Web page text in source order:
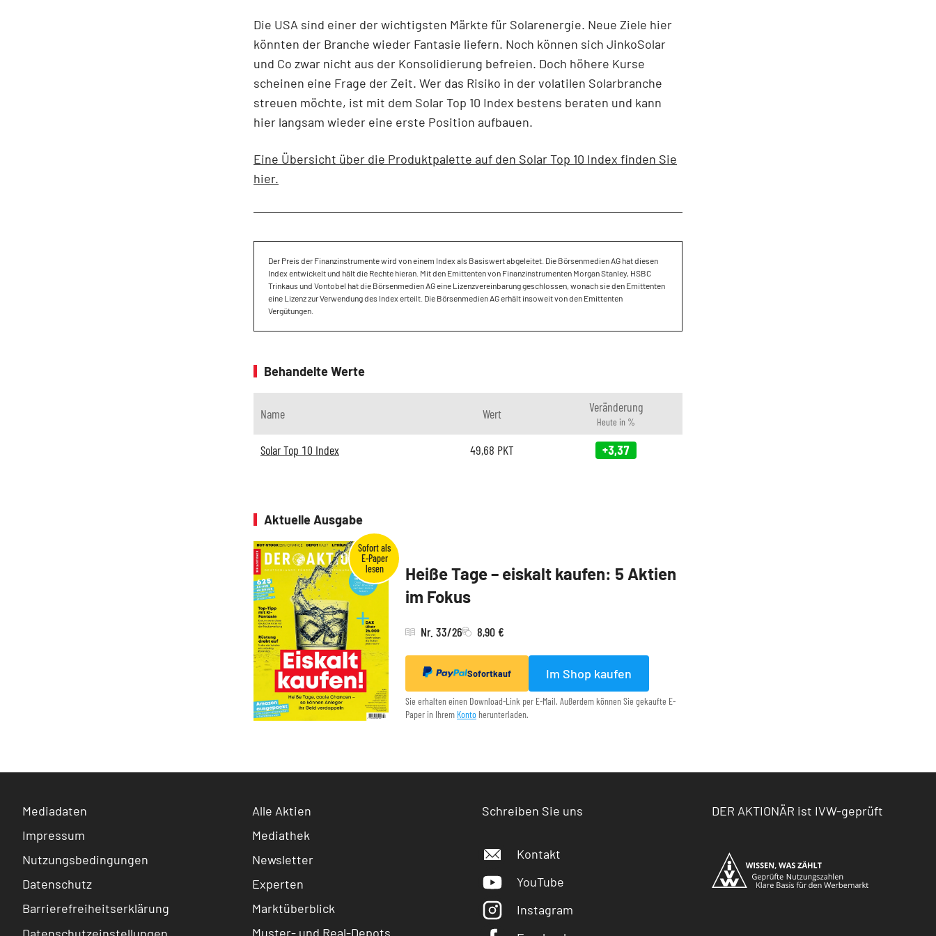
Die USA sind einer der wichtigsten Märkte für Solarenergie. Neue Ziele hier
könnten der Branche wieder Fantasie liefern. Noch können sich JinkoSolar
und Co zwar nicht aus der Konsolidierung befreien. Doch höhere Kurse
scheinen eine Frage der Zeit. Wer das Risiko in der volatilen Solarbranche
streuen möchte, ist mit dem Solar Top 10 Index bestens beraten und kann
hier langsam wieder eine erste Position aufbauen.
Eine Übersicht über die Produktpalette auf den Solar Top 10 Index finden Sie
hier.
Der Preis der Finanzinstrumente wird von einem Index als Basiswert abgeleitet. Die Börsenmedien AG hat diesen
Index entwickelt und hält die Rechte hieran. Mit den Emittenten von Finanzinstrumenten Morgan Stanley, HSBC
Trinkaus und Vontobel hat die Börsenmedien AG eine Lizenzvereinbarung geschlossen, wonach sie den Emittenten
eine Lizenz zur Verwendung des Index erteilt. Die Börsenmedien AG erhält insoweit von den Emittenten
Vergütungen.
Behandelte Werte
Name Wert Veränderung
Heute in %
Solar Top 10 Index 49,68 PKT +3,37
Aktuelle Ausgabe
Heiße Tage – eiskalt kaufen: 5 Aktien
im Fokus
Nr. 33/26 8,90 €
Sofortkauf Im Shop kaufen
Sie erhalten einen Download-Link per E-Mail. Außerdem können Sie gekaufte E-
Paper in Ihrem Konto herunterladen.
Mediadaten
Impressum
Nutzungsbedingungen
Datenschutz
Barrierefreiheitserklärung
Alle Aktien
Mediathek
Newsletter
Experten
Marktüberblick
Muster- und Real-Depots
Schreiben Sie uns
Kontakt
YouTube
Instagram
DER AKTIONÄR ist IVW-geprüft